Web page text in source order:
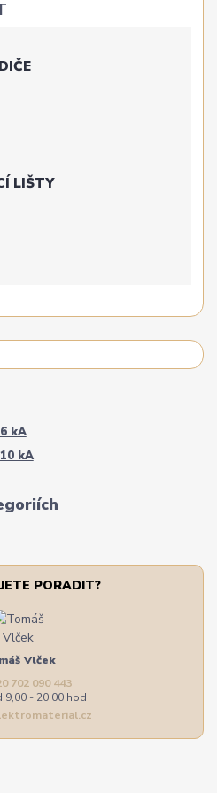
LIŠTY
kA
kA
PORADIT?
Vlček
702 090 443
- 20,00 hod